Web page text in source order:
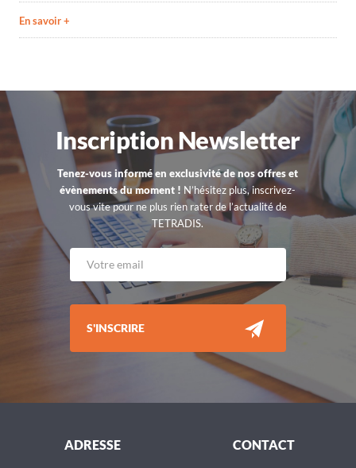
En savoir +
Inscription Newsletter
Tenez-vous informé en exclusivité de nos offres et
évènements du moment ! N’hésitez plus, inscrivez-
vous vite pour ne plus rien rater de l’actualité de
TETRADIS.
S'INSCRIRE
ADRESSE CONTACT